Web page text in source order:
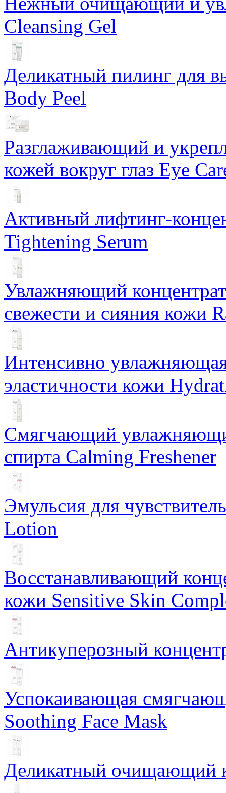
Cleansing Gel
Деликатный пилинг для
Body Peel
Разглаживающий и
кожей вокруг глаз Eye
Активный лифтинг-
Tightening Serum
Увлажняющий
свежести и сияния кожи
Интенсивно
эластичности кожи
Смягчающий
спирта Calming Freshener
Эмульсия для
Lotion
Восстанавливающий
кожи Sensitive Skin
Антикуперозный
Успокаивающая
Soothing Face Mask
Деликатный очищающий